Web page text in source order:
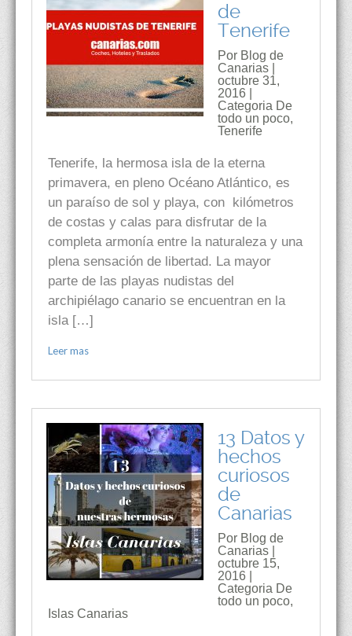
de
Tenerife
Por Blog de
Canarias |
octubre 31,
2016 |
Categoria De
todo un poco,
Tenerife
Tenerife, la hermosa isla de la eterna
primavera, en pleno Océano Atlántico, es
un paraíso de sol y playa, con kilómetros
de costas y calas para disfrutar de la
completa armonía entre la naturaleza y una
plena sensación de libertad. La mayor
parte de las playas nudistas del
archipiélago canario se encuentran en la
isla […]
Leer mas
13 Datos y
hechos
curiosos
de
Canarias
Por Blog de
Canarias |
octubre 15,
2016 |
Categoria De
todo un poco,
Islas Canarias